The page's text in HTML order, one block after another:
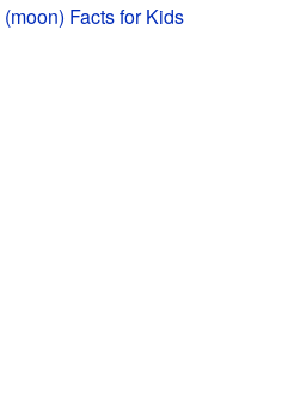
(moon) Facts for Kids